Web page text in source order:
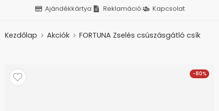
Ajándékkártya Reklamáció Kapcsolat
Kezdőlap Akciók FORTUNA Zselés csúszásgátló csík
-80%